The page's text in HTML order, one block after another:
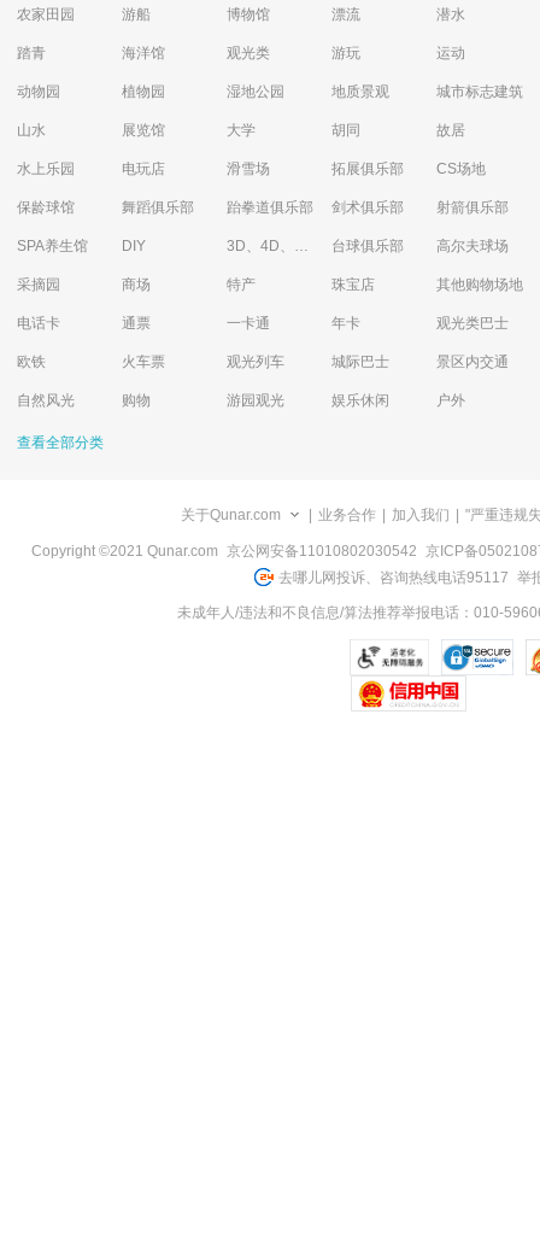
农家田园 游船 博物馆 漂流 潜水
踏青 海洋馆 观光类 游玩 运动
动物园 植物园 湿地公园 地质景观 城市标志建筑
山水 展览馆 大学 胡同 故居
水上乐园 电玩店 滑雪场 拓展俱乐部 CS场地
保龄球馆 舞蹈俱乐部 跆拳道俱乐部 剑术俱乐部 射箭俱乐部
SPA养生馆 DIY 3D、4D、5D艺术体验馆 台球俱乐部 高尔夫球场
采摘园 商场 特产 珠宝店 其他购物场地
电话卡 通票 一卡通 年卡 观光类巴士
欧铁 火车票 观光列车 城际巴士 景区内交通
自然风光 购物 游园观光 娱乐休闲 户外
查看全部分类
关于Qunar.com 业务合作 加入我们 "严重违规
Copyright ©2021 Qunar.com 京公网安备11010802030542 京ICP备
去哪儿网投诉、咨询热线电话95117 举
未成年人/违法和不良信息/算法推荐举报电话：010-